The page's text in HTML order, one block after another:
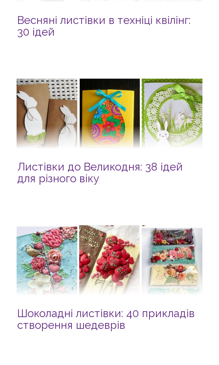
Весняні листівки в техніці квілінг:
30 ідей
Листівки до Великодня: 38 ідей
для різного віку
Шоколадні листівки: 40 прикладів
створення шедеврів